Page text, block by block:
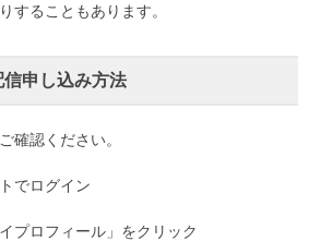
することもあります。
信申し込み方法
確認ください。
でログイン
プロフィール」をクリック